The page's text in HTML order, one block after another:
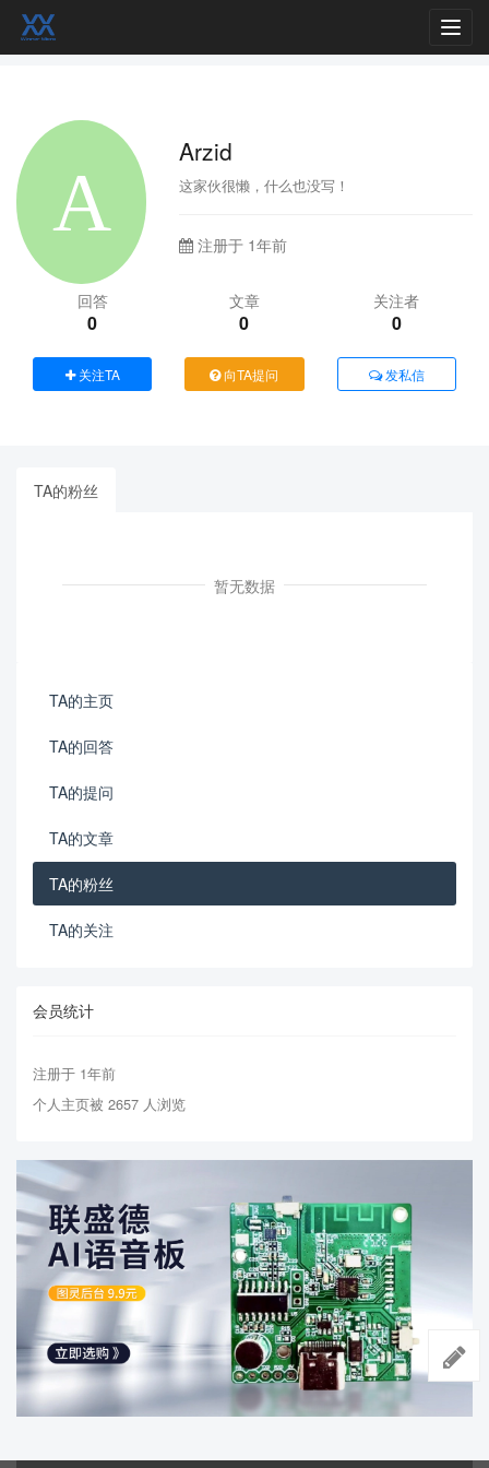
Arzid
这家伙很懒，什么也没写！
注册于 1年前
回答
0
文章
0
关注者
0
关注TA 向TA提问 发私信
TA的粉丝
暂无数据
TA的主页
TA的回答
TA的提问
TA的文章
TA的粉丝
TA的关注
会员统计
注册于 1年前
个人主页被 2657 人浏览